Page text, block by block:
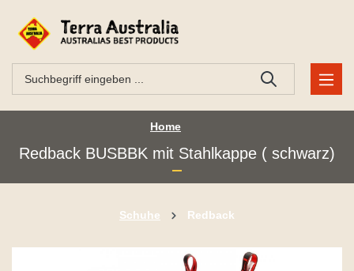
Home
Redback BUSBBK mit Stahlkappe ( schwarz)
Schuhe Redback